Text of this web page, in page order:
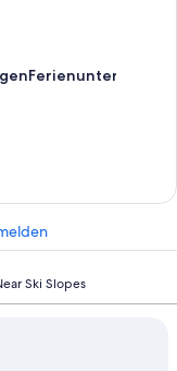
Ferienunterkünfte
Ski Slopes